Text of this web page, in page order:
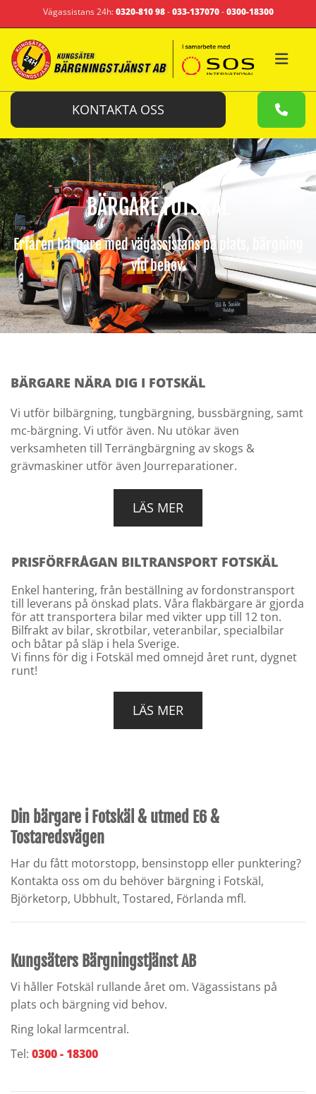
Vägassistans 24h:0320-810 98-033-137070-0300-18300
KONTAKTA OSS
BÄRGARE FOTSKÄL
Erfaren bärgare med vägassistans på plats, bärgning
vid behov.
BÄRGARE NÄRA DIG I FOTSKÄL
Vi utför bilbärgning, tungbärgning, bussbärgning, samt
mc-bärgning. Vi utför även. Nu utökar även
verksamheten till Terrängbärgning av skogs &
grävmaskiner utför även Jourreparationer.
LÄS MER
PRISFÖRFRÅGAN BILTRANSPORT FOTSKÄL
Enkel hantering, från beställning av fordonstransport
till leverans på önskad plats. Våra flakbärgare är gjorda
för att transportera bilar med vikter upp till 12 ton.
Bilfrakt av bilar, skrotbilar, veteranbilar, specialbilar
och båtar på släp i hela Sverige.
Vi finns för dig i Fotskäl med omnejd året runt, dygnet
runt!
LÄS MER
Din bärgare i Fotskäl & utmed E6 &
Tostaredsvägen
Har du fått motorstopp, bensinstopp eller punktering?
Kontakta oss om du behöver bärgning i Fotskäl,
Björketorp, Ubbhult, Tostared, Förlanda mfl.
Kungsäters Bärgningstjänst AB
Vi håller Fotskäl rullande året om. Vägassistans på
plats och bärgning vid behov.
Ring lokal larmcentral.
Tel: 0300 - 18300